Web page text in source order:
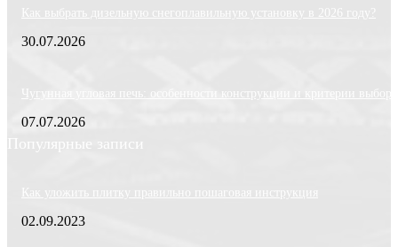
Как выбрать дизельную снегоплавильную установку в 2026 году?
30.07.2026
Чугунная угловая печь: особенности конструкции и критерии выбора
07.07.2026
Популярные записи
Как уложить плитку правильно пошаговая инструкция
02.09.2023